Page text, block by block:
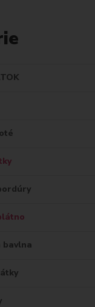
bavlna